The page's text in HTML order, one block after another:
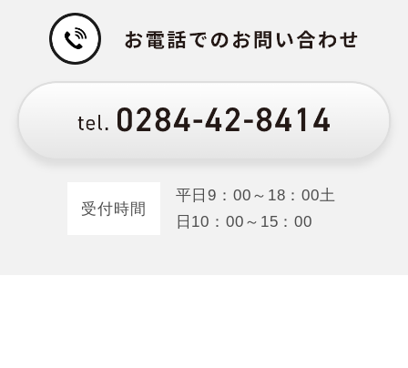
受付時間
平日9：00～18：00土
日 10：00～15：00